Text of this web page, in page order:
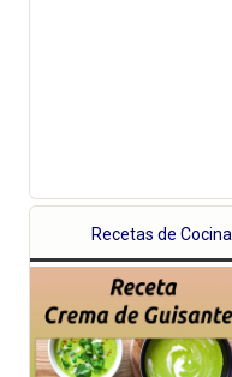
Recetas de Cocina